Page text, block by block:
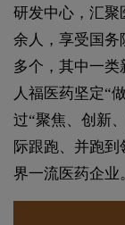
研发中心，汇聚
余人，享受国务
多个，其中一类
人福医药坚定“
过“聚焦、创新
际跟跑、并跑
界一流医药企业